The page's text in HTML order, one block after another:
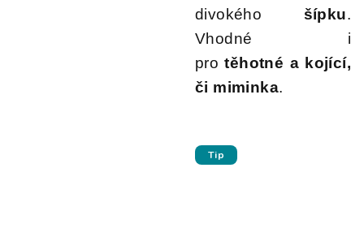
divokého šípku.
Vhodné i
protěhotné a kojící,
či miminka.
Tip